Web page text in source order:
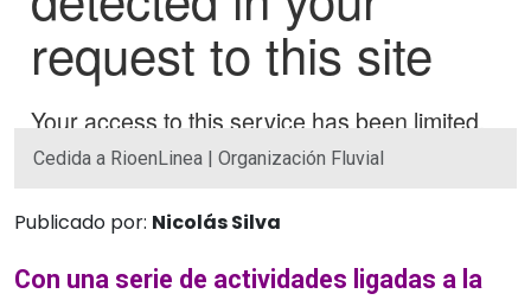
Cedida a RioenLinea | Organización Fluvial
Publicado por: Nicolás Silva
Con una serie de actividades ligadas a la